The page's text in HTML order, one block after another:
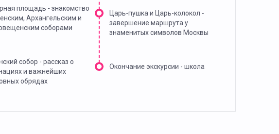
площадь - знакомство
Архангельским и
соборами
собор - рассказ о
и важнейших
обрядах
Царь-пушка и Царь-колокол -
завершение маршрута у
знаменитых символов Москвы
Окончание экскурсии - школа